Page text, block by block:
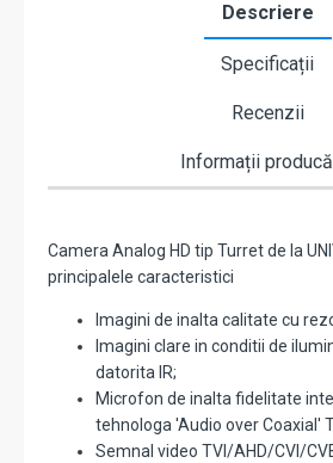
Descriere
Specificații
Recenzii
Informații
Camera Analog HD tip Turret de la
principalele caracteristici
Imagini de inalta calitate cu
Imagini clare in conditii de
datorita IR;
Microfon de inalta fidelitate
tehnologa 'Audio over Coaxial'
Semnal video TVI/AHD/CVI/